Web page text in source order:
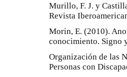
Murillo, F. J. y
Revista
Morin, E. (2010).
conocimiento. Signo
Organización de las
Personas con